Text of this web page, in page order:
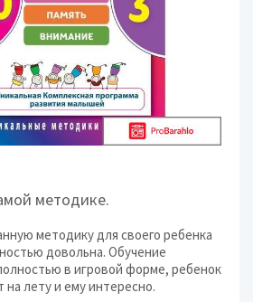
методике.
методику для своего ребенка
довольна. Обучение
в игровой форме, ребенок
на лету и ему интересно.